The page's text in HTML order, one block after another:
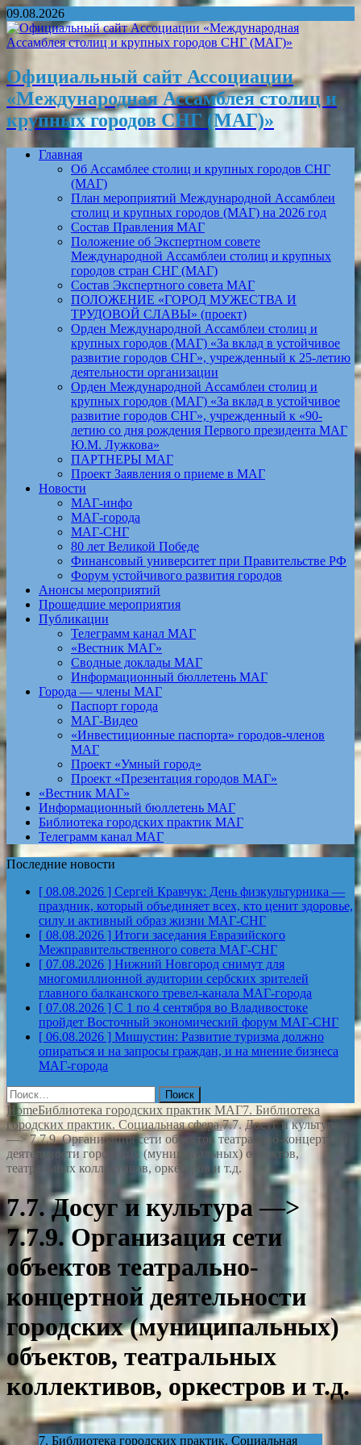
09.08.2026
Официальный сайт Ассоциации
«Международная Ассамблея столиц и
крупных городов СНГ (МАГ)»
Главная
Об Ассамблее столиц и крупных городов СНГ
(МАГ)
План мероприятий Международной Ассамблеи
столиц и крупных городов (МАГ) на 2026 год
Состав Правления МАГ
Положение об Экспертном совете
Международной Ассамблеи столиц и крупных
городов стран СНГ (МАГ)
Состав Экспертного совета МАГ
ПОЛОЖЕНИЕ «ГОРОД МУЖЕСТВА И
ТРУДОВОЙ СЛАВЫ» (проект)
Орден Международной Ассамблеи столиц и
крупных городов (МАГ) «За вклад в устойчивое
развитие городов СНГ», учрежденный к 25-летию
деятельности организации
Орден Международной Ассамблеи столиц и
крупных городов (МАГ) «За вклад в устойчивое
развитие городов СНГ», учрежденный к «90-
летию со дня рождения Первого президента МАГ
Ю.М. Лужкова»
ПАРТНЕРЫ МАГ
Проект Заявления о приеме в МАГ
Новости
МАГ-инфо
МАГ-города
МАГ-СНГ
80 лет Великой Победе
Финансовый университет при Правительстве РФ
Форум устойчивого развития городов
Анонсы мероприятий
Прошедшие мероприятия
Публикации
Телеграмм канал МАГ
«Вестник МАГ»
Сводные доклады МАГ
Информационный бюллетень МАГ
Города — члены МАГ
Паспорт города
МАГ-Видео
«Инвестиционные паспорта» городов-членов
МАГ
Проект «Умный город»
Проект «Презентация городов МАГ»
«Вестник МАГ»
Информационный бюллетень МАГ
Библиотека городских практик МАГ
Телеграмм канал МАГ
Последние новости
[ 08.08.2026 ] Сергей Кравчук: День физкультурника —
праздник, который объединяет всех, кто ценит здоровье,
силу и активный образ жизни МАГ-СНГ
[ 08.08.2026 ] Итоги заседания Евразийского
Межправительственного совета МАГ-СНГ
[ 07.08.2026 ] Нижний Новгород снимут для
многомиллионной аудитории сербских зрителей
главного балканского тревел-канала МАГ-города
[ 07.08.2026 ] С 1 по 4 сентября во Владивостоке
пройдет Восточный экономический форум МАГ-СНГ
[ 06.08.2026 ] Мишустин: Развитие туризма должно
опираться и на запросы граждан, и на мнение бизнеса
МАГ-города
Найти:
HomeБиблиотека городских практик МАГ7. Библиотека
городских практик. Социальная сфера.7.7. Досуг и культура
—> 7.7.9. Организация сети объектов театрально-концертной
деятельности городских (муниципальных) объектов,
театральных коллективов, оркестров и т.д.
7.7. Досуг и культура —>
7.7.9. Организация сети
объектов театрально-
концертной деятельности
городских (муниципальных)
объектов, театральных
коллективов, оркестров и т.д.
7. Библиотека городских практик. Социальная